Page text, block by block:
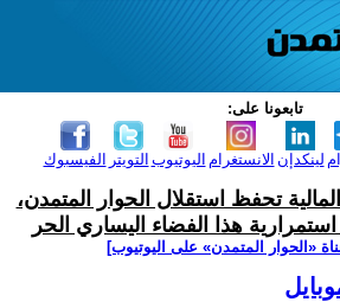
تابعونا على:
الفيسبوك التويتر اليوتيوب الانستغرام لينكدإن
تحفظ استقلال الحوار المتمدن،
هذا الفضاء اليساري الحر
‫«الحوار المتمدن» على اليوتيوب]